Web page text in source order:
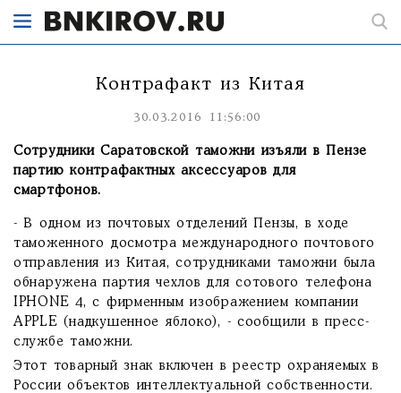
Контрафакт из Китая
30.03.2016 11:56:00
Сотрудники Саратовской таможни изъяли в Пензе
партию контрафактных аксессуаров для
смартфонов.
- В одном из почтовых отделений Пензы, в ходе
таможенного досмотра международного почтового
отправления из Китая, сотрудниками таможни была
обнаружена партия чехлов для сотового телефона
IPHONE 4, с фирменным изображением компании
APPLE (надкушенное яблоко), - сообщили в пресс-
службе таможни.
Этот товарный знак включен в реестр охраняемых в
России объектов интеллектуальной собственности.